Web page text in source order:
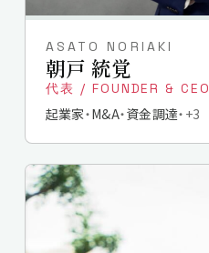
ASATO NORIAKI
朝戸 統覚
代表 / FOUNDER & CEO
起業家 M&A 資金調達 +3